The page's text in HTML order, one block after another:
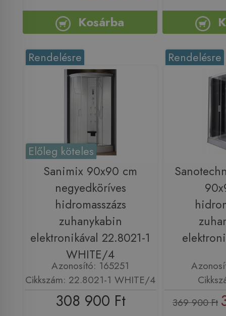
Kosárba
Rendelésre
Előleg köteles
Sanimix 90x90 cm
negyedköríves
hidromasszázs
zuhanykabin
elektronikával 22.8021-1
WHITE/4
Azonosító: 165251
Cikkszám: 22.8021-1 WHITE/4
308 900 Ft
Rendelésre
369 900 Ft